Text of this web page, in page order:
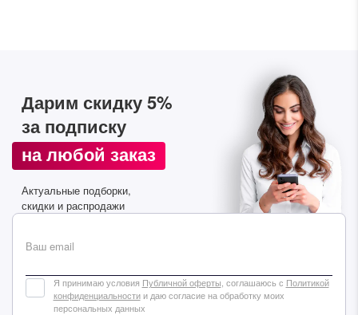
Дарим скидку 5%
за подписку
на любой заказ
Актуальные подборки,
скидки и распродажи
Ваш email
Я принимаю условия Публичной оферты , соглашаюсь с Политикой
конфиденциальностии даю согласие на обработку моих
персональных данных
Стильные подборки, эксклюзивные акции и горячие
распродажи в удобном формате
Подписаться